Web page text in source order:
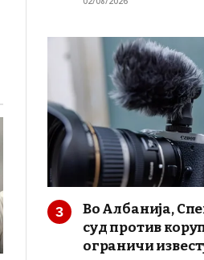
Во Албанија,
суд против
ограничи